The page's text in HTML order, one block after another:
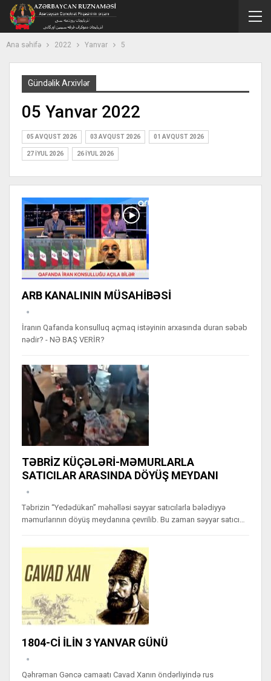
Ana səhifə 2022 Yanvar 5
Gündəlik Arxivlər
05 Yanvar 2022
05 AVQUST 2026 03 AVQUST 2026 01 AVQUST 2026
27 İYUL 2026 26 İYUL 2026
ARB KANALININ MÜSAHİBƏSİ
İranın Qafanda konsulluq açmaq istəyinin arxasında duran səbəb
nədir? - NƏ BAŞ VERİR?
TƏBRİZ KÜÇƏLƏRİ-MƏMURLARLA
SATICILAR ARASINDA DÖYÜŞ MEYDANI
Təbrizin “Yedədükan” məhəlləsi səyyar satıcılarla bələdiyyə
məmurlarının döyüş meydanına çevrilib. Bu zaman səyyar satıcı…
1804-Cİ İLİN 3 YANVAR GÜNÜ
Qəhrəman Gəncə camaatı Cavad Xanın öndərliyində rus